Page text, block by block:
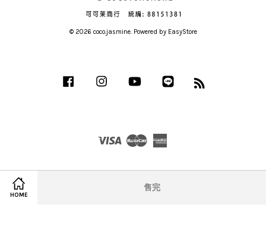
HOME
售完
© 2026 coco.jasmine. Powered by EasyStore
Facebook Instagram YouTube
Visa Master